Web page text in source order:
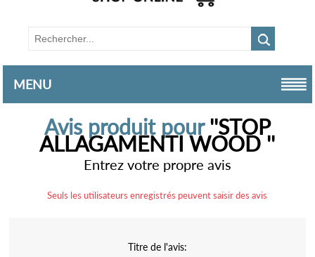
MENU
Avis produit pour STOP
ALLAGAMENTI WOOD
Entrez votre propre avis
Seuls les utilisateurs enregistrés peuvent saisir des avis
Titre de l'avis: